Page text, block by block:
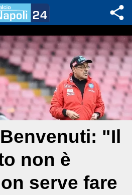
"Il
non è
serve fare